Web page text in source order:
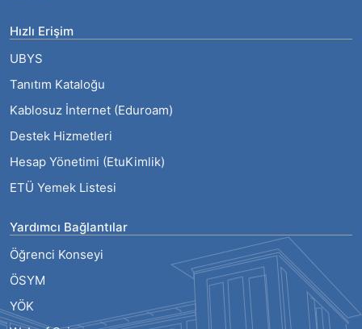
Hızlı Erişim
UBYS
Tanıtım Kataloğu
Kablosuz İnternet (Eduroam)
Destek Hizmetleri
Hesap Yönetimi (EtuKimlik)
ETÜ Yemek Listesi
Yardımcı Bağlantılar
Öğrenci Konseyi
ÖSYM
YÖK